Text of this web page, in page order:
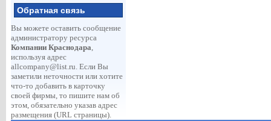
Обратная связь
Вы можете оставить сообщение
администратору ресурса
Компании Краснодара,
используя адрес
allcompany@list.ru. Если Вы
заметили неточности или хотите
что-то добавить в карточку
своей фирмы, то пишите нам об
этом, обязательно указав адрес
размещения (URL страницы).